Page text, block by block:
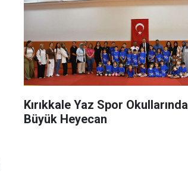
Kırıkkale Yaz Spor Okullarında
Büyük Heyecan